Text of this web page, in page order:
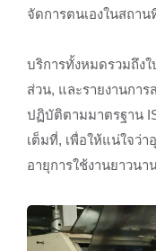
จัดการตนเองในสถา
บริการทั้งหมดรวมถึง
ส่วน, และรายงานกา
ปฏิบัติตามมาตรฐาน
เต็มที่, เพื่อให้แน่ใจว่
อายุการใช้งานยาวน